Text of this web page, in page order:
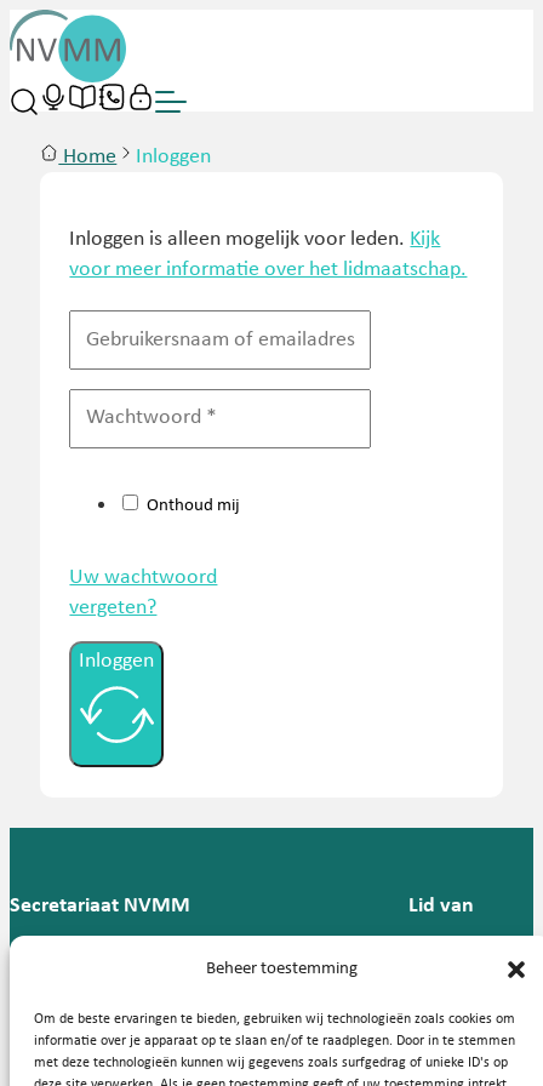
Beheer toestemming
Om de beste ervaringen te bieden, gebruiken wij technologieën zoals cookies om
informatie over je apparaat op te slaan en/of te raadplegen. Door in te stemmen
met deze technologieën kunnen wij gegevens zoals surfgedrag of unieke ID's op
Home Inloggen
Inloggen is alleen mogelijk voor leden. Kijk
voor meer informatie over het lidmaatschap.
Onthoud mij
Uw wachtwoord
vergeten?
Inloggen
Secretariaat NVMM
Groningen
T: 088 -
57
Lid van